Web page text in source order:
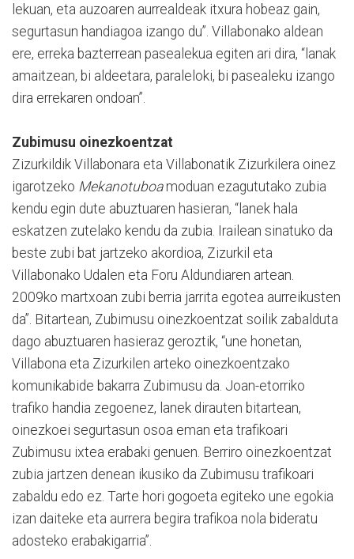
lekuan, eta auzoaren aurrealdeak itxura hobeaz gain,
segurtasun handiagoa izango du”. Villabonako aldean
ere, erreka bazterrean pasealekua egiten ari dira, “lanak
amaitzean, bi aldeetara, paraleloki, bi pasealeku izango
dira errekaren ondoan”.
Zubimusu oinezkoentzat
Zizurkildik Villabonara eta Villabonatik Zizurkilera oinez
igarotzeko Mekanotuboamoduan ezagututako zubia
kendu egin dute abuztuaren hasieran, “lanek hala
eskatzen zutelako kendu da zubia. Irailean sinatuko da
beste zubi bat jartzeko akordioa, Zizurkil eta
Villabonako Udalen eta Foru Aldundiaren artean.
2009ko martxoan zubi berria jarrita egotea aurreikusten
da”. Bitartean, Zubimusu oinezkoentzat soilik zabalduta
dago abuztuaren hasieraz geroztik, “une honetan,
Villabona eta Zizurkilen arteko oinezkoentzako
komunikabide bakarra Zubimusu da. Joan-etorriko
trafiko handia zegoenez, lanek dirauten bitartean,
oinezkoei segurtasun osoa eman eta trafikoari
Zubimusu ixtea erabaki genuen. Berriro oinezkoentzat
zubia jartzen denean ikusiko da Zubimusu trafikoari
zabaldu edo ez. Tarte hori gogoeta egiteko une egokia
izan daiteke eta aurrera begira trafikoa nola bideratu
adosteko erabakigarria”.